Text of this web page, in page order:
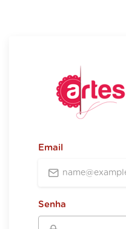
Email
Senha